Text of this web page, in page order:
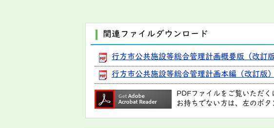
関連ファイルダウンロード
行方市公共施設等総合管理計画概要版（改
行方市公共施設等総合管理計画本編（改訂
PDFファイルをご覧いただく
お持ちでない方は、左のボタ